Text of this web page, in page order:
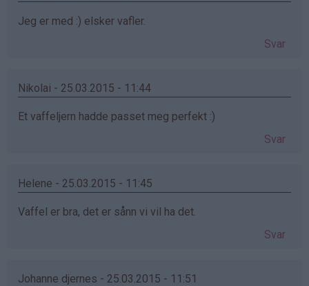
Jeg er med :) elsker vafler.
Svar
Nikolai - 25.03.2015 - 11:44
Et vaffeljern hadde passet meg perfekt :)
Svar
Helene - 25.03.2015 - 11:45
Vaffel er bra, det er sånn vi vil ha det.
Svar
Johanne djernes - 25.03.2015 - 11:51